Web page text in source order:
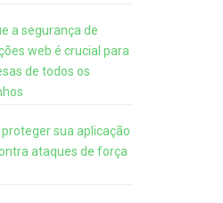
a segurança de
web é crucial para
de todos os
sua aplicação
ataques de força